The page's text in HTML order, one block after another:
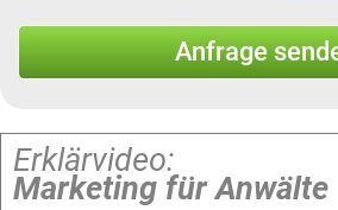
Erklärvideo:
Marketing für Anwälte